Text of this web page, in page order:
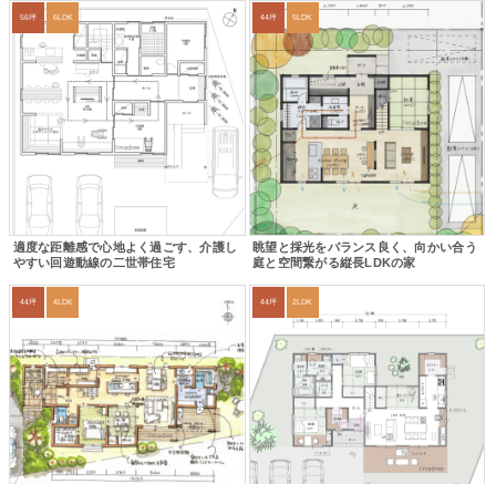
56坪 6LDK
適度な距離感で心地よく過ごす、介護し
やすい回遊動線の二世帯住宅
44坪 5LDK
眺望と採光をバランス良く、向かい合う
庭と空間繋がる縦長LDKの家
44坪 4LDK 44坪 2LDK